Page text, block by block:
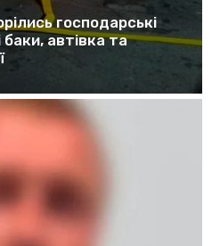
господарські
автівка та